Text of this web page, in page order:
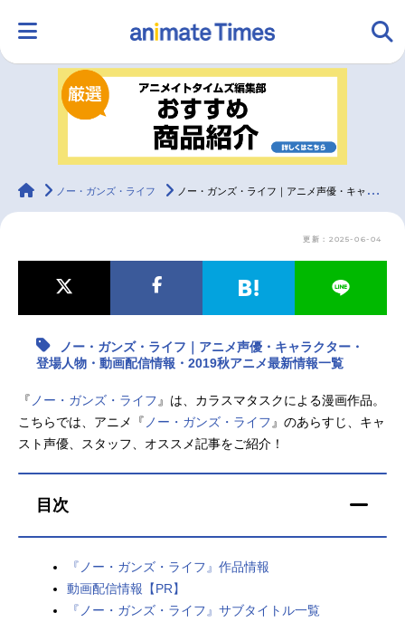
ランキング アニメ
ラジオ みんなの声
最新記事一覧
アニメ記事一覧 声優記事一覧
アニメ映画一覧 実写化映画一覧
今期アニメ曜日別一覧
春アニメ
男性声優/女性声優一覧
animateTimes
ノー・ガンズ・ライフ ノー・ガンズ・ライフ｜アニメ声優・キャラクター・登場人物・動画配信情報・2019秋アニメ最新情報一覧
更新：2025-06-04
ノー・ガンズ・ライフ｜アニメ声優・キャラクター・
登場人物・動画配信情報・2019秋アニメ最新情報一覧
『 ノー・ガンズ・ライフ 』は、カラスマタスクによる漫画作品。
こちらでは、アニメ『 ノー・ガンズ・ライフ 』のあらすじ、キャ
スト声優、スタッフ、オススメ記事をご紹介！
目次
『ノー・ガンズ・ライフ』作品情報
動画配信情報【PR】
『ノー・ガンズ・ライフ』サブタイトル一覧